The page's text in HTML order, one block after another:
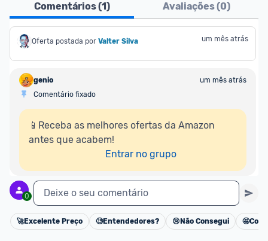
Comentários (1) Avaliações (0)
Oferta postada por Valter Silva um mês atrás
genio
um mês atrás
Comentário fixado
📱Receba as melhores ofertas da Amazon
antes que acabem!
Entrar no grupo
0 Deixe o seu comentário
Cancelar
🚀Excelente Preço 🧐Entendedores? 😢 Não Consegui 🤩